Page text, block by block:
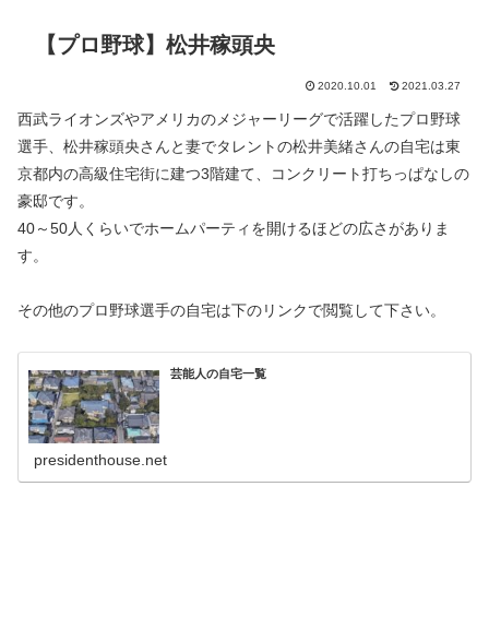
【プロ野球】松井稼頭央
2020.10.01 2021.03.27
西武ライオンズやアメリカのメジャーリーグで活躍したプロ野球
選手、松井稼頭央さんと妻でタレントの松井美緒さんの自宅は東
京都内の高級住宅街に建つ3階建て、コンクリート打ちっぱなしの
豪邸です。
40～50人くらいでホームパーティを開けるほどの広さがありま
す。
その他のプロ野球選手の自宅は下のリンクで閲覧して下さい。
芸能人の自宅一覧
presidenthouse.net